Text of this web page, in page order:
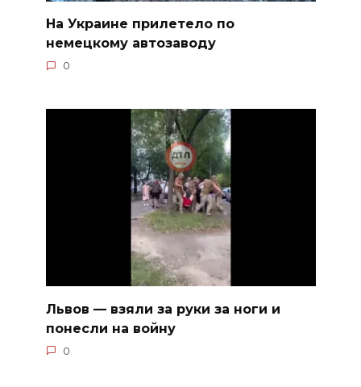
На Украине прилетело по
немецкому автозаводу
0
Львов — взяли за руки за ноги и
понесли на войну
0